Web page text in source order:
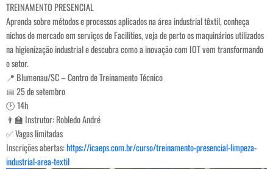
TREINAMENTO PRESENCIAL
Aprenda sobre métodos e processos aplicados na área industrial têxtil, conheça
nichos de mercado em serviços de Facilities, veja de perto os maquinários utilizados
na higienização industrial e descubra como a inovação com IOT vem transformando
o setor.
📍 Blumenau/SC – Centro de Treinamento Técnico
📅 25 de setembro
🕑 14h
👨‍🏫 Instrutor: Robledo André
✅ Vagas limitadas
Inscrições abertas:https://icaeps.com.br/curso/treinamento-presencial-limpeza-
industrial-area-textil